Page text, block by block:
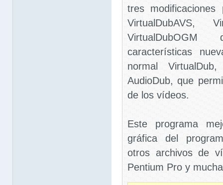
tres modificaciones
VirtualDubAVS,
características
normal
AudioDub, que
de los vídeos.
Este programa
gráfica del
otros archivos de
Pentium Pro y